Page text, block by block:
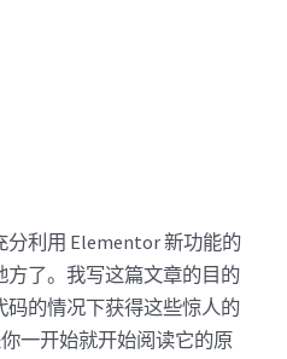
利用 Elementor 新功能的
方了。我写这篇文章的目的
的情况下获得这些惊人的
一开始就开始阅读它的原